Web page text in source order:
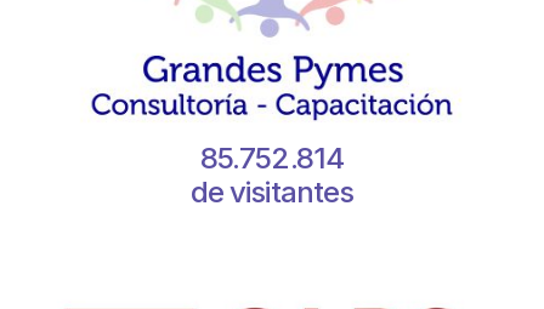
85.752.814
de visitantes